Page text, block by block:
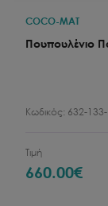
COCO-MAT
Πουπουλένιο
Κωδικός: 632-
Τιμή
660.00€